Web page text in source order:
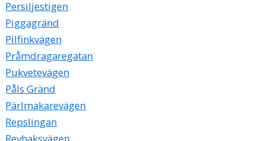
Persiljestigen
Piggagränd
Pilfinkvägen
Pråmdragaregatan
Pukvetevägen
Påls Gränd
Pärlmakarevägen
Repslingan